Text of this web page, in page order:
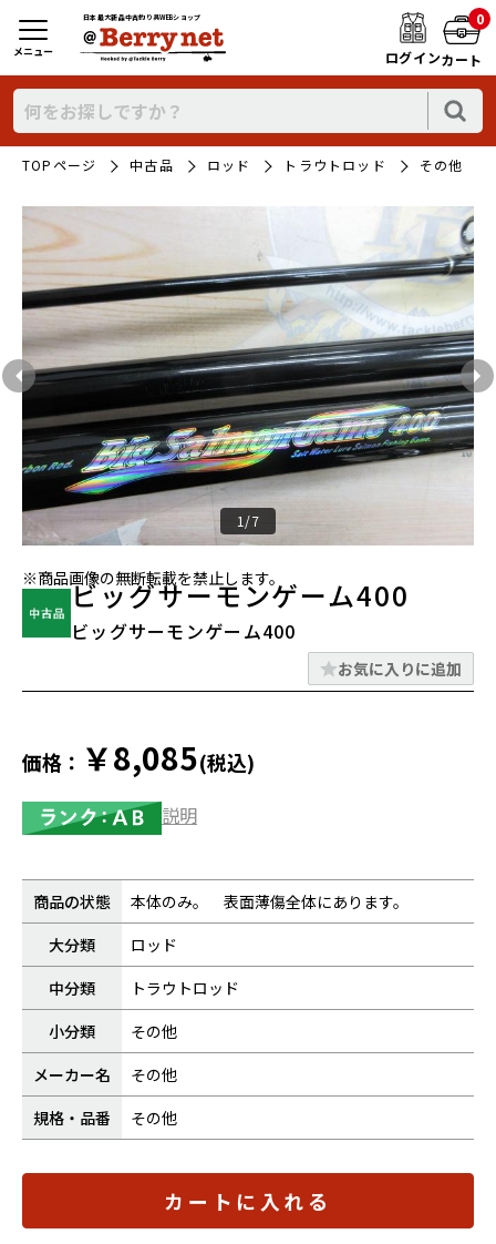
日本最大新品中古釣り具WEBショップ
ログイン
0
カート
メニュー
TOPページ 中古品 ロッド トラウトロッド その他
1/7
※商品画像の無断転載を禁止します。
ビッグサーモンゲーム400
ビッグサーモンゲーム400
お気に入りに追加
価格： ￥8,085(税込)
説明
商品の状態
本体のみ。 表面薄傷全体にあります。
大分類
ロッド
中分類
トラウトロッド
小分類
その他
メーカー名
その他
規格・品番
その他
カートに入れる